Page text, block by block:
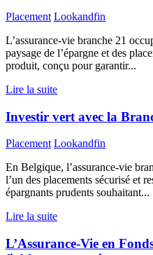
Placement Lookandfin
L’assurance-vie branche 21
paysage de l’épargne et des
produit, conçu pour garantir...
Lire la suite
Investir vert avec la
Placement Lookandfin
En Belgique, l’assurance-vie
l’un des placements sécurisé et
épargnants prudents souhaitant...
Lire la suite
L’Assurance-Vie en